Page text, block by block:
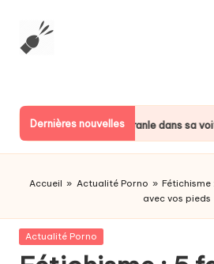
p
e
c
l
Day
Dernières nouvelles
se branle dans sa voiture
Accueil » Actualité Porno »
avec vos pieds
Posted
Actualité Porno